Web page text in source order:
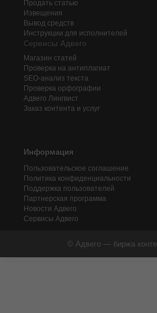
Продать статью
Извещения
Вывод средств
Инструкции для исполнителей
Сервисы Адвего
Магазин статей
Проверка на антиплагиат
SEO-анализ текста
Проверка орфографии
Адвего Лингвист
Заказ контента и услуг
Информация
Пользовательское соглашение
Политика конфиденциальности
Поддержка пользователей
Партнерская программа
Новости Адвего
Сервисы Адвего
© Адвего — биржа